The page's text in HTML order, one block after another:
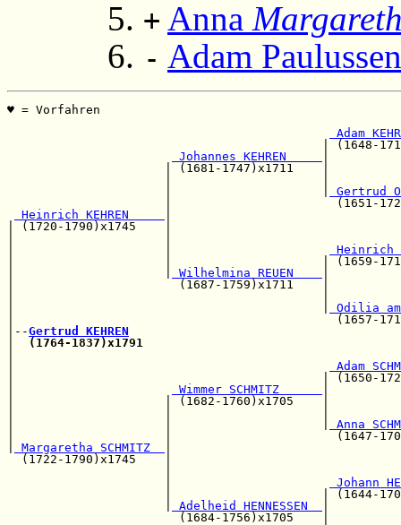
+ Anna
- Adam Paulussen
♥ =
Adam
|
Johannes KEHREN
| (1681-
Gertrud
|
Heinrich KEHREN
| (1720-
|                     |                     | (1659-
Wilhelmina REUEN
|                       (1687-
Odilia
|                                             (1657-
|--Gertrud KEHREN
(1764-1837)x1791
Adam
|
Wimmer SCHMITZ
|                     | (1682-
Anna
|                     |                       (1647-
Margaretha SCHMITZ
(1722-1790)x1745
Johann
|                     |
Adelheid HENNESSEN
(1684-